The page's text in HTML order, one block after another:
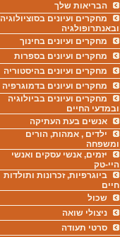
הבריאות שלך
מחקרים ועיונים בסוציולוגיה
ובאנתרופולגיה
מחקרים ועיונים בחינוך
מחקרים ועיונים בספרות
מחקרים ועיונים בהיסטוריה
מחקרים ועיונים בדמוגרפיה
מחקרים ועיונים בביולוגיה
ובמדעי החיים
אנשים בעת העתיקה
ילדים , אמהות, הורים
ומשפחה
יזמים, אנשי עסקים ואנשי
היי-טק
ביוגרפיות, זכרונות ותולדות
חיים
שכול
ניצולי שואה
סרטי תעודה